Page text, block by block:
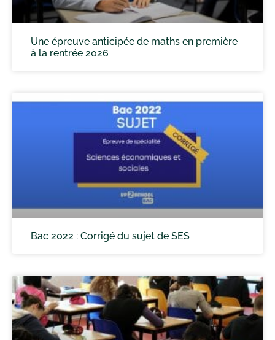
Une épreuve anticipée de maths en première
à la rentrée 2026
Bac 2022 : Corrigé du sujet de SES